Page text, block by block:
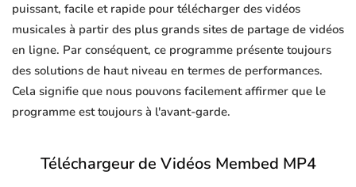
puissant, facile et rapide pour télécharger des vidéos
musicales à partir des plus grands sites de partage de vidéos
en ligne. Par conséquent, ce programme présente toujours
des solutions de haut niveau en termes de performances.
Cela signifie que nous pouvons facilement affirmer que le
programme est toujours à l'avant-garde.
Téléchargeur de Vidéos Membed MP4